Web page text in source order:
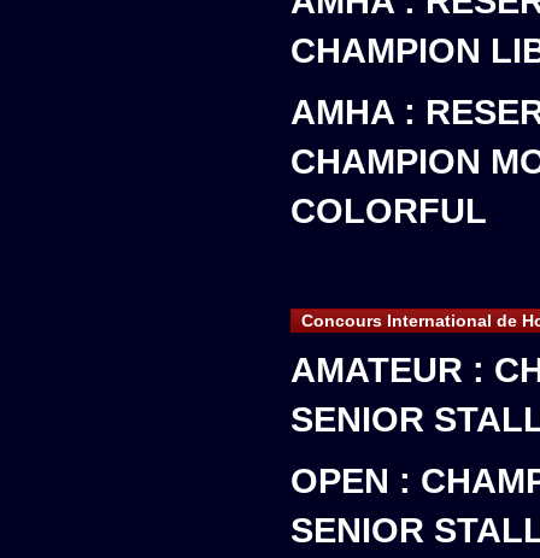
CHAMPION
AMHA :
CHAMPION
COLORFUL
Concours International de
AMATEUR :
SENIOR
OPEN :
SENIOR